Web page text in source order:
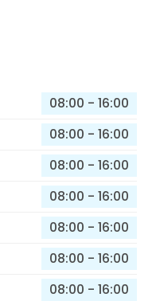
08:00 - 16:00
08:00 - 16:00
08:00 - 16:00
08:00 - 16:00
08:00 - 16:00
08:00 - 16:00
08:00 - 16:00